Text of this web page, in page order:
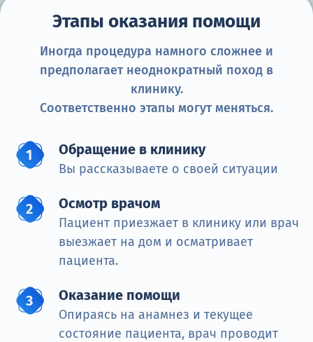
Этапы оказания помощи
Иногда процедура намного сложнее и
предполагает неоднократный поход в
клинику.
Соответственно этапы могут меняться.
Обращение в клинику
Вы рассказываете о своей ситуации
Осмотр врачом
Пациент приезжает в клинику или врач
выезжает на дом и осматривает
пациента.
Оказание помощи
Опираясь на анамнез и текущее
состояние пациента, врач проводит